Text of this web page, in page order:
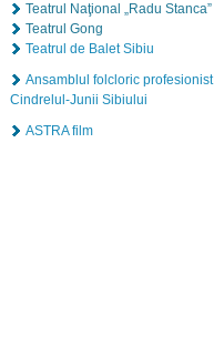
Teatrul Naţional „Radu Stanca”
Teatrul Gong
Teatrul de Balet Sibiu
Ansamblul folcloric profesionist
Cindrelul-Junii Sibiului
ASTRA film